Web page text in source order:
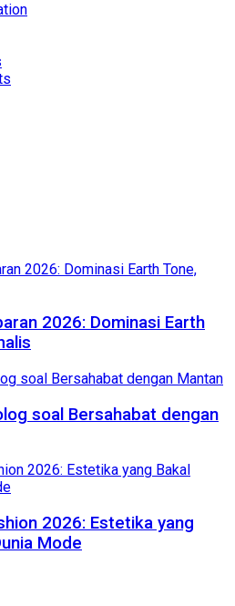
2026: Dominasi Earth
soal Bersahabat dengan
2026: Estetika yang
Mode